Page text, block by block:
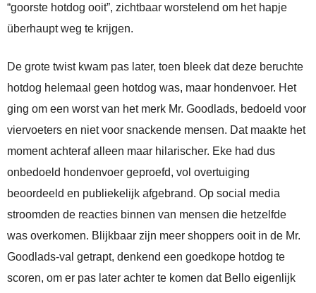
“goorste hotdog ooit”, zichtbaar worstelend om het hapje
überhaupt weg te krijgen.
De grote twist kwam pas later, toen bleek dat deze beruchte
hotdog helemaal geen hotdog was, maar hondenvoer. Het
ging om een worst van het merk Mr. Goodlads, bedoeld voor
viervoeters en niet voor snackende mensen. Dat maakte het
moment achteraf alleen maar hilarischer. Eke had dus
onbedoeld hondenvoer geproefd, vol overtuiging
beoordeeld en publiekelijk afgebrand. Op social media
stroomden de reacties binnen van mensen die hetzelfde
was overkomen. Blijkbaar zijn meer shoppers ooit in de Mr.
Goodlads-val getrapt, denkend een goedkope hotdog te
scoren, om er pas later achter te komen dat Bello eigenlijk